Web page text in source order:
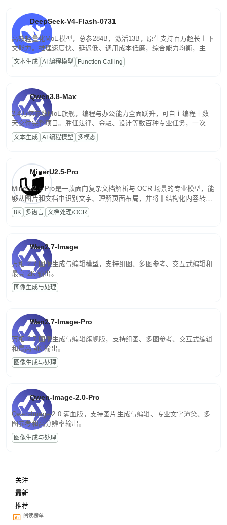
DeepSeek-V4-Flash-0731
高效轻量化MoE模型，总参284B，激活13B，原生支持百万超长上下
文能力。推理速度快、延迟低、调用成本低廉，综合能力均衡，主打
高并发、轻量化任务，适合日常对话、内容创作、基础 RAG、批量
文案处理等普惠刚需场景。
文本生成 AI 编程模型 Function Calling
Qwen3.8-Max
2.4万亿参数MoE旗舰，编程与办公能力全面跃升，可自主编程十数
天交付完整项目。胜任法律、金融、设计等数百种专业任务，一次对
话端到端交付生产级成果。原生视觉理解贯穿规划、执行与验证全流
程，支持超长文档与长视频的深度语义解析。长程任务中自主规划与
文本生成 AI 编程模型 多模态
MinerU2.5-Pro
MinerU2.5-Pro是一款面向复杂文档解析与 OCR 场景的专业模型，能
够从图片和文档中识别文字、理解页面布局，并将非结构化内容转换
为便于存储、检索和二次处理的结构化结果。
8K 多语言 文档处理/OCR
Wan2.7-Image
万相 2.7 图像生成与编辑模型，支持组图、多图参考、交互式编辑和
最高 2K 输出。
图像生成与处理
Wan2.7-Image-Pro
万相 2.7 图像生成与编辑旗舰版，支持组图、多图参考、交互式编辑
和最高 4K 输出。
图像生成与处理
Qwen-Image-2.0-Pro
Qwen-Image-2.0 满血版，支持图片生成与编辑、专业文字渲染、多
图参考和高分辨率输出。
图像生成与处理
关注
最新
推荐
阅读榜单